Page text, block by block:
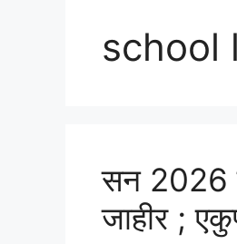
school
सन 2026
जाहीर ;